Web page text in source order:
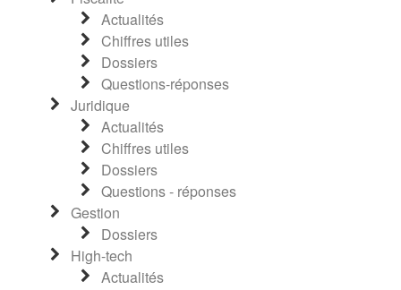
Actualités
Chiffres utiles
Dossiers
Questions-réponses
Juridique
Actualités
Chiffres utiles
Dossiers
Questions - réponses
Gestion
Dossiers
High-tech
Actualités